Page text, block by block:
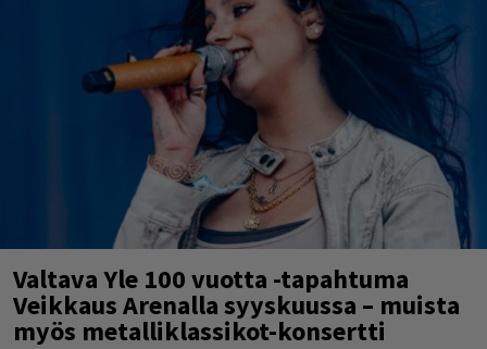
Valtava Yle 100 vuotta -tapahtuma
Veikkaus Arenalla syyskuussa – muista
myös metalliklassikot-konsertti